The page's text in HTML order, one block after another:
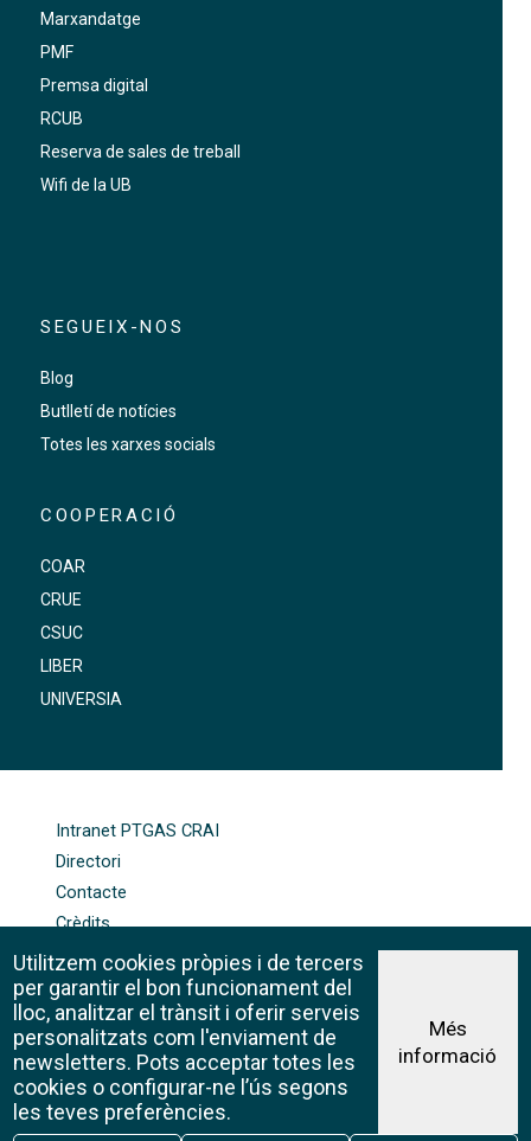
Marxandatge
PMF
Premsa digital
RCUB
Reserva de sales de treball
Wifi de la UB
SEGUEIX-NOS
Blog
Butlletí de notícies
Totes les xarxes socials
COOPERACIÓ
COAR
CRUE
CSUC
LIBER
UNIVERSIA
Intranet PTGAS CRAI
Directori
Contacte
Crèdits
Mapa web
Política de galetes
Avís legal
©CRAI Universitat de Barcelona
Creative Commons 4.0
Utilitzem cookies pròpies i de tercers
per garantir el bon funcionament del
lloc, analitzar el trànsit i oferir serveis
personalitzats com l'enviament de
newsletters. Pots acceptar totes les
cookies o configurar-ne l’ús segons
les teves preferències.
Més
informació